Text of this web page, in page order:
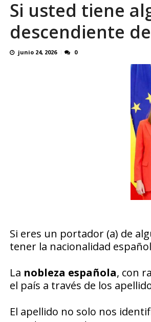
El último que
Si usted tiene
descendiente
junio 24, 2026 0
Si eres un portador (a) de
tener la nacionalidad
La nobleza española, con
el país a través de los
El apellido no solo nos